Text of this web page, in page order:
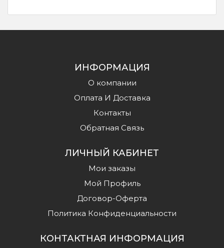
ИНФОРМАЦИЯ
О компании
Оплата И Доставка
Контакты
Обратная Связь
ЛИЧНЫЙ КАБИНЕТ
Мои заказы
Мой Профиль
Договор-Оферта
Политика Конфиденциальности
КОНТАКТНАЯ ИНФОРМАЦИЯ